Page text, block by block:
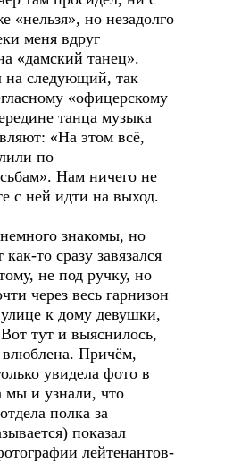
«нельзя», но незадолго
меня вдруг
«дамский танец».
на следующий, так
«офицерскому
танца музыка
«На этом всё,
по
Нам ничего не
с ней идти на выход.
знакомы, но
то сразу завязался
не под ручку, но
через весь гарнизон
к дому девушки,
тут и выяснилось,
влюблена. Причём,
увидела фото в
мы и узнали, что
полка за
показал
лейтенантов-